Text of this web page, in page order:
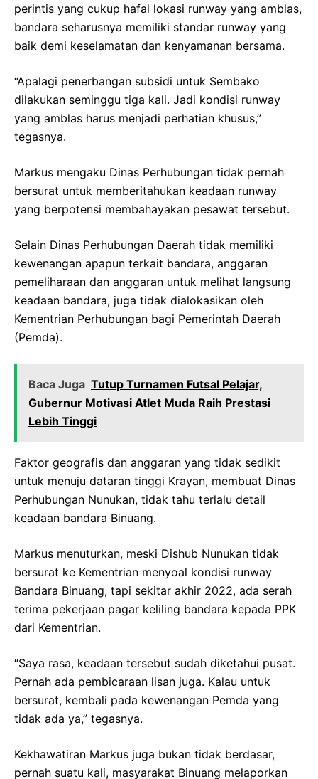
perintis yang cukup hafal lokasi runway yang amblas,
bandara seharusnya memiliki standar runway yang
baik demi keselamatan dan kenyamanan bersama.
“Apalagi penerbangan subsidi untuk Sembako
dilakukan seminggu tiga kali. Jadi kondisi runway
yang amblas harus menjadi perhatian khusus,”
tegasnya.
Markus mengaku Dinas Perhubungan tidak pernah
bersurat untuk memberitahukan keadaan runway
yang berpotensi membahayakan pesawat tersebut.
Selain Dinas Perhubungan Daerah tidak memiliki
kewenangan apapun terkait bandara, anggaran
pemeliharaan dan anggaran untuk melihat langsung
keadaan bandara, juga tidak dialokasikan oleh
Kementrian Perhubungan bagi Pemerintah Daerah
(Pemda).
Baca Juga Tutup Turnamen Futsal Pelajar,
Gubernur Motivasi Atlet Muda Raih Prestasi
Lebih Tinggi
Faktor geografis dan anggaran yang tidak sedikit
untuk menuju dataran tinggi Krayan, membuat Dinas
Perhubungan Nunukan, tidak tahu terlalu detail
keadaan bandara Binuang.
Markus menuturkan, meski Dishub Nunukan tidak
bersurat ke Kementrian menyoal kondisi runway
Bandara Binuang, tapi sekitar akhir 2022, ada serah
terima pekerjaan pagar keliling bandara kepada PPK
dari Kementrian.
“Saya rasa, keadaan tersebut sudah diketahui pusat.
Pernah ada pembicaraan lisan juga. Kalau untuk
bersurat, kembali pada kewenangan Pemda yang
tidak ada ya,” tegasnya.
Kekhawatiran Markus juga bukan tidak berdasar,
pernah suatu kali, masyarakat Binuang melaporkan